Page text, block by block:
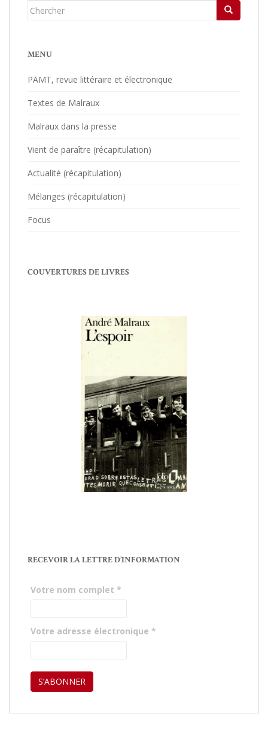
Chercher...
MENU
PAMT, revue littéraire et électronique
Textes de Malraux
Malraux dans la presse
Vient de paraître (récapitulation)
Actualité (récapitulation)
Mélanges (récapitulation)
Focus
COUVERTURES DE LIVRES
RECEVOIR LA LETTRE D’INFORMATION
Votre nom complet *
Votre adresse électronique *